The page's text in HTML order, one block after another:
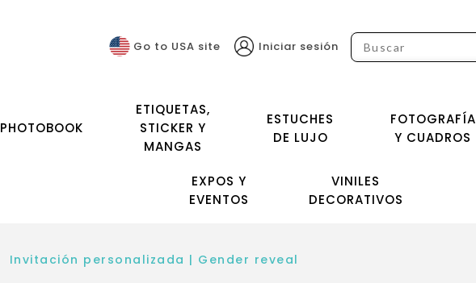
Go to USA site Iniciar sesión
PHOTOBOOK
ETIQUETAS,
STICKER Y
MANGAS
ESTUCHES
DE LUJO
FOTOGRAFÍA
Y CUADROS
EXPOS Y
EVENTOS
VINILES
DECORATIVOS
Invitación personalizada | Gender reveal